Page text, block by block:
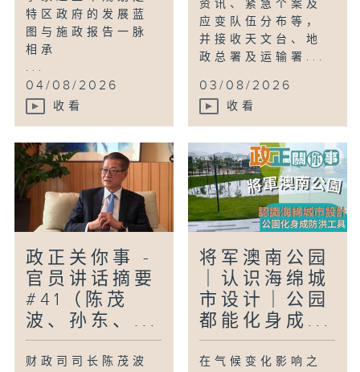
特区政府的发展蓝
图与施政报告一脉
相承
...
04/08/2026
收看
资讯、紧急个案及
应变队伍分布等，
并接收天文台、地
政总署及运输署...
03/08/2026
收看
政正关你事 -
官员讲话摘要
#41（陈茂
波、孙东、...
财政司司长陈茂波
将军澳南公园
｜认识海绵城
市设计｜公园
都能化身成...
在气候变化影响之